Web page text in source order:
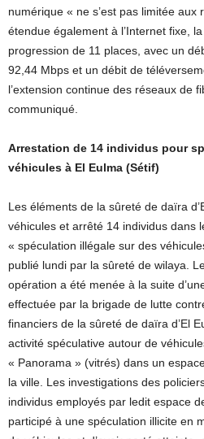
numérique « ne s’est pas limitée aux
étendue également à l’Internet fixe,
progression de 11 places, avec un
92,44 Mbps et un débit de
l’extension continue des réseaux de
communiqué.
Arrestation de 14 individus pour
véhicules à El Eulma (Sétif)
Les éléments de la sûreté de daïra
véhicules et arrêté 14 individus dans
« spéculation illégale sur des
publié lundi par la sûreté de wilaya.
opération a été menée à la suite
effectuée par la brigade de lutte
financiers de la sûreté de daïra d’El
activité spéculative autour de
« Panorama » (vitrés) dans un
la ville. Les investigations des
individus employés par ledit espace
participé à une spéculation illicite en